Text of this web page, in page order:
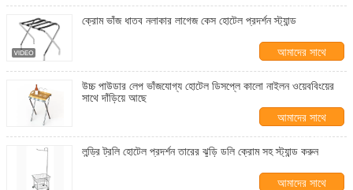
যোগাযোগ করুন
ক্রোম ভাঁজ ধাতব নলাকার লাগেজ কেস হোটেল প্রদর্শন স্ট্যান্ড
আমাদের সাথে
যোগাযোগ করুন
উচ্চ পাউডার লেপ ভাঁজযোগ্য হোটেল ডিসপ্লে কালো নাইলন ওয়েববিংয়ের
সাথে দাঁড়িয়ে আছে
আমাদের সাথে
যোগাযোগ করুন
লন্ড্রি ট্রলি হোটেল প্রদর্শন তারের ঝুড়ি ডলি ক্রোম সহ স্ট্যান্ড করুন
আমাদের সাথে